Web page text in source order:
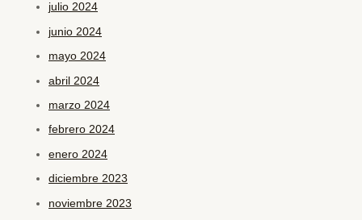
julio 2024
junio 2024
mayo 2024
abril 2024
marzo 2024
febrero 2024
enero 2024
diciembre 2023
noviembre 2023